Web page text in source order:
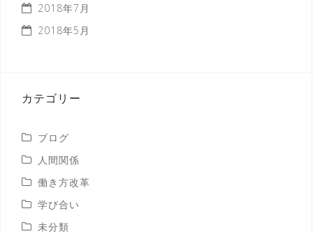
2018年7月
2018年5月
カテゴリー
ブログ
人間関係
働き方改革
学び合い
未分類